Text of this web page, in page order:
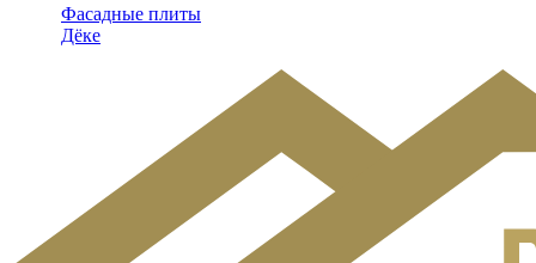
Фасадные плиты
Дёке